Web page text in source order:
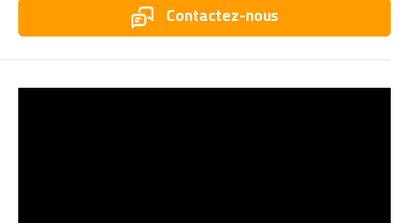
Contactez-nous